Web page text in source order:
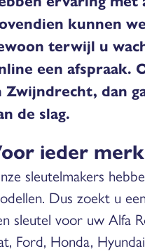
kunnen
terwijl u
een afspraak.
Zwijndrecht, dan
de slag.
ieder
sleutelmakers
Dus zoekt u
sleutel voor uw Alfa
Ford, Honda,